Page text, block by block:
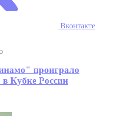
Вконтакте
проиграло
Кубке России